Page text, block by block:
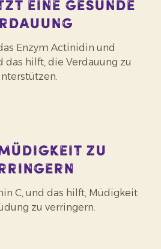
eine gesunde
Enzym Actinidin und
das hilft, die Verdauung zu
zu
C, und das hilft, Müdigkeit
zu verringern.